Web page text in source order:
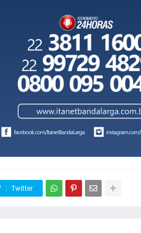
Twitter